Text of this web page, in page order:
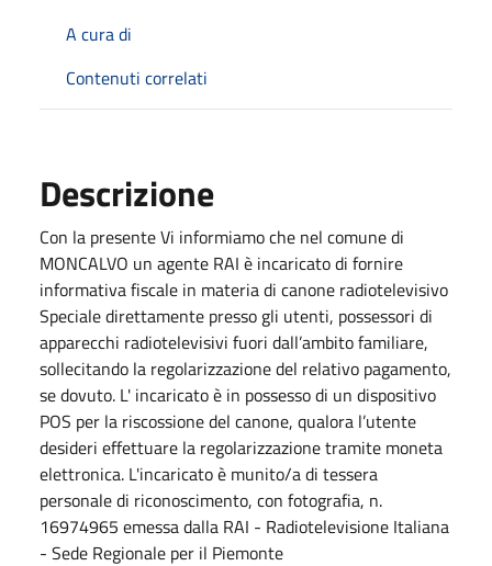
A cura di
Contenuti correlati
Descrizione
Con la presente Vi informiamo che nel comune di
MONCALVO un agente RAI è incaricato di fornire
informativa fiscale in materia di canone radiotelevisivo
Speciale direttamente presso gli utenti, possessori di
apparecchi radiotelevisivi fuori dall’ambito familiare,
sollecitando la regolarizzazione del relativo pagamento,
se dovuto. L' incaricato è in possesso di un dispositivo
POS per la riscossione del canone, qualora l’utente
desideri effettuare la regolarizzazione tramite moneta
elettronica. L'incaricato è munito/a di tessera
personale di riconoscimento, con fotografia, n.
16974965 emessa dalla RAI - Radiotelevisione Italiana
- Sede Regionale per il Piemonte